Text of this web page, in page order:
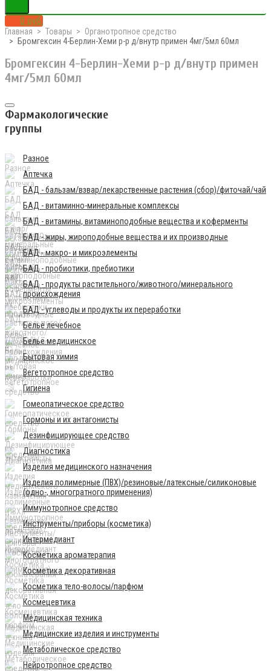
0 руб.
Главная Товары
Органотропное средство
Бромгексин 4-Берлин-Хеми р-р д/внутр примен 4мг/5мл 60мл
Бромгексин 4-Берлин-Хеми р-р д/внутр примен
4мг/5мл 60мл
Фармакологические
группы
Разное
Аптечка
БАД - бальзам/взвар/лекарственные растения (сбор)/фиточай/чай
БАД - витаминно-минеральные комплексы
БАД - витамины, витаминоподобные вещества и коферменты
БАД - жиры, жироподобные вещества и их производные
БАД - макро- и микроэлементы
БАД - пробиотики, пребиотики
БАД - продукты растительного/животного/минерального
происхождения
БАД - углеводы и продукты их переработки
Бельё лечебное
Бельё медицинское
Бытовая химия
Вегетотропное средство
Гигиена
Гомеопатическое средство
Гормоны и их антагонисты
Дезинфицирующее средство
Диагностика
Изделия медицинского назначения
Изделия полимерные (ПВХ)/резиновые/латексные/силиконовые
(одно-, многогратного применения)
Иммунотропное средство
Инструменты/приборы (косметика)
Интермедиант
Косметика ароматерапия
Косметика декоративная
Косметика тело-волосы/парфюм
Космецевтика
Медицинская техника
Медицинские изделия и инструменты
Метаболическое средство
Нейротропное средство